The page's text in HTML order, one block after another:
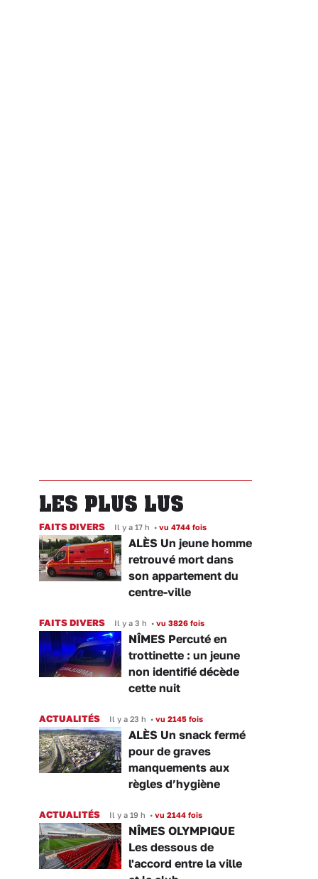
LES PLUS LUS
FAITS DIVERS Il y a 17 h • vu 4744 fois
ALÈS Un jeune homme
retrouvé mort dans
son appartement du
centre-ville
FAITS DIVERS Il y a 3 h • vu 3826 fois
NÎMES Percuté en
trottinette : un jeune
non identifié décède
cette nuit
ACTUALITÉS Il y a 23 h • vu 2145 fois
ALÈS Un snack fermé
pour de graves
manquements aux
règles d’hygiène
ACTUALITÉS Il y a 19 h • vu 2144 fois
NÎMES OLYMPIQUE
Les dessous de
l'accord entre la ville